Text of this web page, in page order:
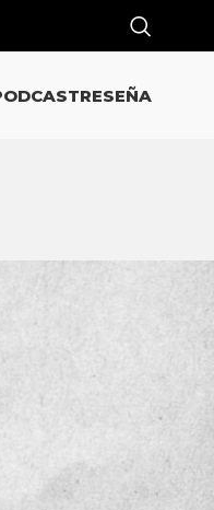
RESEÑA